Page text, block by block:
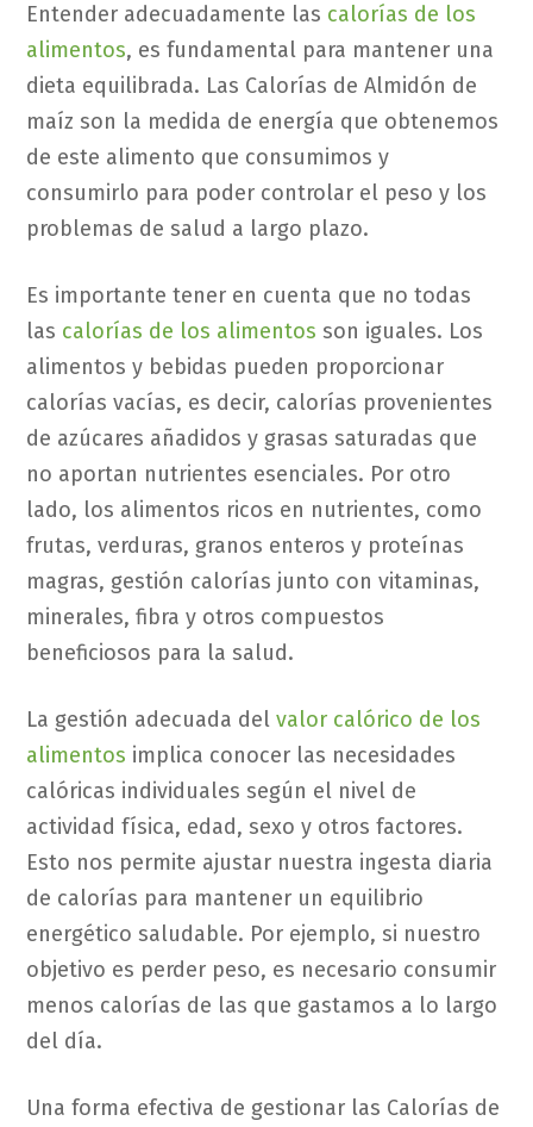
Entender adecuadamente las calorías de los
alimentos, es fundamental para mantener una
dieta equilibrada. Las Calorías de Almidón de
maíz son la medida de energía que obtenemos
de este alimento que consumimos y
consumirlo para poder controlar el peso y los
problemas de salud a largo plazo.
Es importante tener en cuenta que no todas
las calorías de los alimentos son iguales. Los
alimentos y bebidas pueden proporcionar
calorías vacías, es decir, calorías provenientes
de azúcares añadidos y grasas saturadas que
no aportan nutrientes esenciales. Por otro
lado, los alimentos ricos en nutrientes, como
frutas, verduras, granos enteros y proteínas
magras, gestión calorías junto con vitaminas,
minerales, fibra y otros compuestos
beneficiosos para la salud.
La gestión adecuada delvalor calórico de los
alimentos implica conocer las necesidades
calóricas individuales según el nivel de
actividad física, edad, sexo y otros factores.
Esto nos permite ajustar nuestra ingesta diaria
de calorías para mantener un equilibrio
energético saludable. Por ejemplo, si nuestro
objetivo es perder peso, es necesario consumir
menos calorías de las que gastamos a lo largo
del día.
Una forma efectiva de gestionar las Calorías de